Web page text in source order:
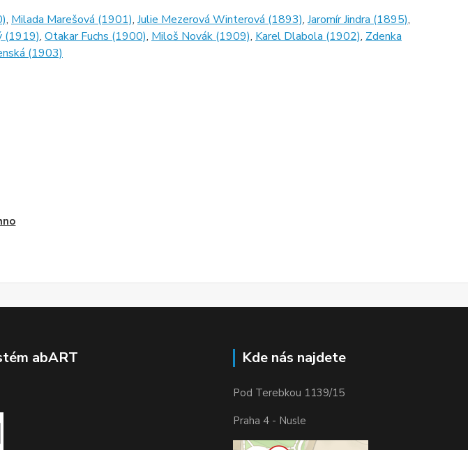
, Milada Marešová (1901), Julie Mezerová Winterová (1893), Jaromír Jindra (1895),
(1919), Otakar Fuchs (1900), Miloš Novák (1909), Karel Dlabola (1902), Zdenka
(1903)
abART Kde nás najdete
Pod Terebkou 1139/15
Praha 4 - Nusle